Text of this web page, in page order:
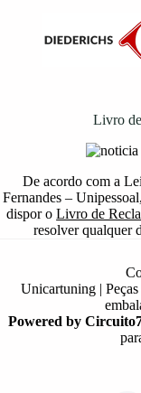
Livro
De acordo com a
Fernandes –
dispor oLivro de
resolver qualquer
Unicartuning |
Powered by